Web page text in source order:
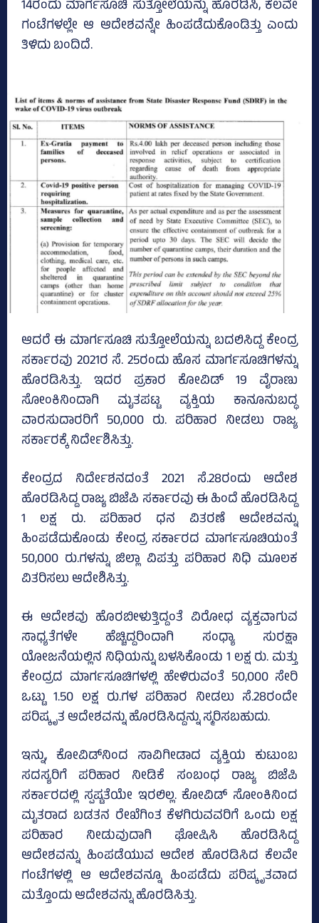
14ರಂದು ಮಾರ್ಗಸೂಚಿ ಸುತ್ತೋಲೆಯನ್ನು ಹೊರಡಿಸಿ, ಕೆಲವೇ
ಗಂಟೆಗಳಲ್ಲೇ ಆ ಆದೇಶವನ್ನೇ ಹಿಂಪಡೆದುಕೊಂಡಿತ್ತು ಎಂದು
ತಿಳಿದು ಬಂದಿದೆ.
ಆದರೆ ಈ ಮಾರ್ಗಸೂಚಿ ಸುತ್ತೋಲೆಯನ್ನು ಬದಲಿಸಿದ್ದ ಕೇಂದ್ರ
ಸರ್ಕಾರವು 2021ರ ಸೆ. 25ರಂದು ಹೊಸ ಮಾರ್ಗಸೂಚಿಗಳನ್ನು
ಹೊರಡಿಸಿತ್ತು. ಇದರ ಪ್ರಕಾರ ಕೋವಿಡ್‌ 19 ವೈರಾಣು
ಸೋಂಕಿನಿಂದಾಗಿ ಮೃತಪಟ್ಟ ವ್ಯಕ್ತಿಯ ಕಾನೂನುಬದ್ಧ
ವಾರಸುದಾರರಿಗೆ 50,000 ರು. ಪರಿಹಾರ ನೀಡಲು ರಾಜ್ಯ
ಸರ್ಕಾರಕ್ಕೆ ನಿರ್ದೇಶಿಸಿತ್ತು.
ಕೇಂದ್ರದ ನಿರ್ದೇಶನದಂತೆ 2021 ಸೆ.28ರಂದು ಆದೇಶ
ಹೊರಡಿಸಿದ್ದ ರಾಜ್ಯ ಬಿಜೆಪಿ ಸರ್ಕಾರವು ಈ ಹಿಂದೆ ಹೊರಡಿಸಿದ್ದ
1 ಲಕ್ಷ ರು. ಪರಿಹಾರ ಧನ ವಿತರಣೆ ಆದೇಶವನ್ನು
ಹಿಂಪಡೆದುಕೊಂಡು ಕೇಂದ್ರ ಸರ್ಕಾರದ ಮಾರ್ಗಸೂಚಿಯಂತೆ
50,000 ರು.ಗಳನ್ನು ಜಿಲ್ಲಾ ವಿಪತ್ತು ಪರಿಹಾರ ನಿಧಿ ಮೂಲಕ
ವಿತರಿಸಲು ಆದೇಶಿಸಿತ್ತು.
ಈ ಆದೇಶವು ಹೊರಬೀಳುತ್ತಿದ್ದಂತೆ ವಿರೋಧ ವ್ಯಕ್ತವಾಗುವ
ಸಾಧ್ಯತೆಗಳೇ ಹೆಚ್ಚಿದ್ದರಿಂದಾಗಿ ಸಂಧ್ಯಾ ಸುರಕ್ಷಾ
ಯೋಜನೆಯಲ್ಲಿನ ನಿಧಿಯನ್ನು ಬಳಸಿಕೊಂಡು 1 ಲಕ್ಷ ರು. ಮತ್ತು
ಕೇಂದ್ರದ ಮಾರ್ಗಸೂಚಿಗಳಲ್ಲಿ ಹೇಳಿರುವಂತೆ 50,000 ಸೇರಿ
ಒಟ್ಟು 1.50 ಲಕ್ಷ ರು.ಗಳ ಪರಿಹಾರ ನೀಡಲು ಸೆ.28ರಂದೇ
ಪರಿಷ್ಕೃತ ಆದೇಶವನ್ನು ಹೊರಡಿಸಿದ್ದನ್ನು ಸ್ಮರಿಸಬಹುದು.
ಇನ್ನು, ಕೋವಿಡ್‌ನಿಂದ ಸಾವಿಗೀಡಾದ ವ್ಯಕ್ತಿಯ ಕುಟುಂಬ
ಸದಸ್ಯರಿಗೆ ಪರಿಹಾರ ನೀಡಿಕೆ ಸಂಬಂಧ ರಾಜ್ಯ ಬಿಜೆಪಿ
ಸರ್ಕಾರದಲ್ಲಿ ಸ್ಪಷ್ಟತೆಯೇ ಇರಲಿಲ್ಲ. ಕೋವಿಡ್‌ ಸೋಂಕಿನಿಂದ
ಮೃತರಾದ ಬಡತನ ರೇಖೆಗಿಂತ ಕೆಳಗಿರುವವರಿಗೆ ಒಂದು ಲಕ್ಷ
ಪರಿಹಾರ ನೀಡುವುದಾಗಿ ಘೋಷಿಸಿ ಹೊರಡಿಸಿದ್ದ
ಆದೇಶವನ್ನು ಹಿಂಪಡೆಯುವ ಆದೇಶ ಹೊರಡಿಸಿದ ಕೆಲವೇ
ಗಂಟೆಗಳಲ್ಲಿ ಆ ಆದೇಶವನ್ನೂ ಹಿಂಪಡೆದು ಪರಿಷ್ಕೃತವಾದ
ಮತ್ತೊಂದು ಆದೇಶವನ್ನು ಹೊರಡಿಸಿತ್ತು.